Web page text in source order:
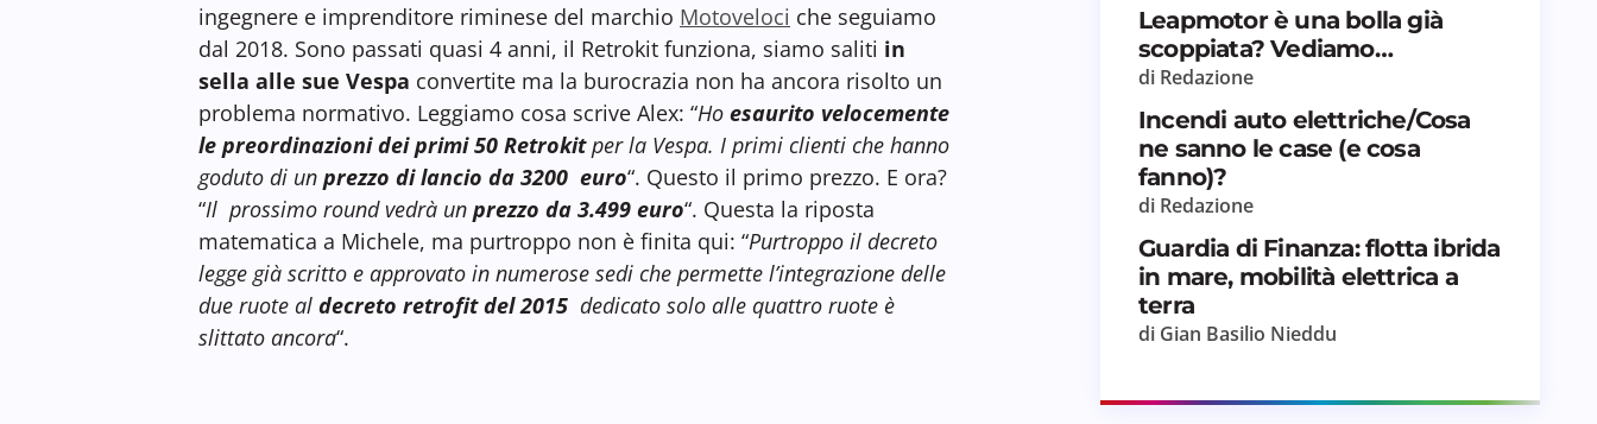
ingegnere e imprenditore riminese del marchio Motoveloci che seguiamo
dal 2018. Sono passati quasi 4 anni, il Retrokit funziona, siamo saliti in
sella alle sue Vespa convertite ma la burocrazia non ha ancora risolto un
problema normativo. Leggiamo cosa scrive Alex: “Ho esaurito velocemente
le preordinazioni dei primi 50 Retrokitper la Vespa. I primi clienti che hanno
goduto di un prezzo di lancio da 3200 euro“. Questo il primo prezzo. E ora?
“Il prossimo round vedrà un prezzo da 3.499 euro“. Questa la riposta
matematica a Michele, ma purtroppo non è finita qui: “Purtroppo il decreto
legge già scritto e approvato in numerose sedi che permette l’integrazione delle
due ruote al decreto retrofit del 2015 dedicato solo alle quattro ruote è
slittato ancora“.
Leapmotor è una bolla già
scoppiata? Vediamo…
di Redazione
Incendi auto elettriche/Cosa
ne sanno le case (e cosa
fanno)?
di Redazione
Guardia di Finanza: flotta ibrida
in mare, mobilità elettrica a
terra
di Gian Basilio Nieddu